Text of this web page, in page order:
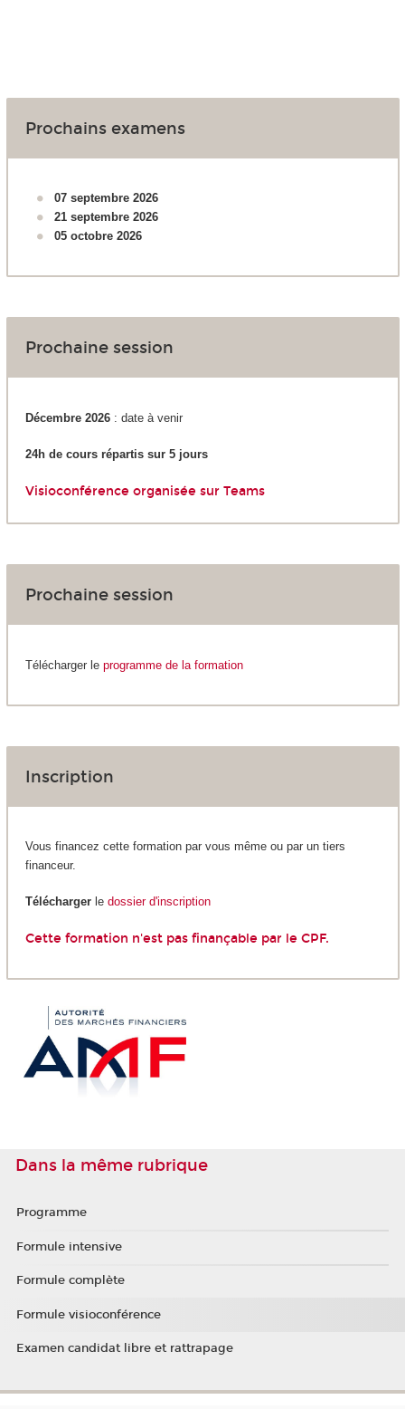
Prochains examens
07 septembre 2026
21 septembre 2026
05 octobre 2026
Prochaine session
Décembre 2026: date à venir
24h de cours répartis sur 5 jours
Visioconférence organisée sur Teams
Prochaine session
Télécharger le programme de la formation
Inscription
Vous financez cette formation par vous même ou par un tiers
financeur.
Télécharger le dossier d'inscription
Cette formation n'est pas finançable par le CPF.
Dans la même rubrique
Programme
Formule intensive
Formule complète
Formule visioconférence
Examen candidat libre et rattrapage